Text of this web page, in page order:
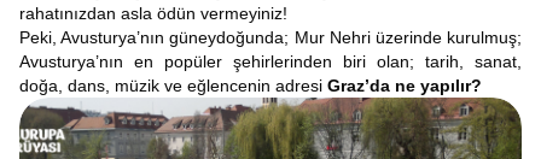
rahatınızdan asla ödün vermeyiniz!
Peki, Avusturya’nın güneydoğunda; Mur Nehri üzerinde kurulmuş;
Avusturya’nın en popüler şehirlerinden biri olan; tarih, sanat,
doğa, dans, müzik ve eğlencenin adresi Graz’da ne yapılır?